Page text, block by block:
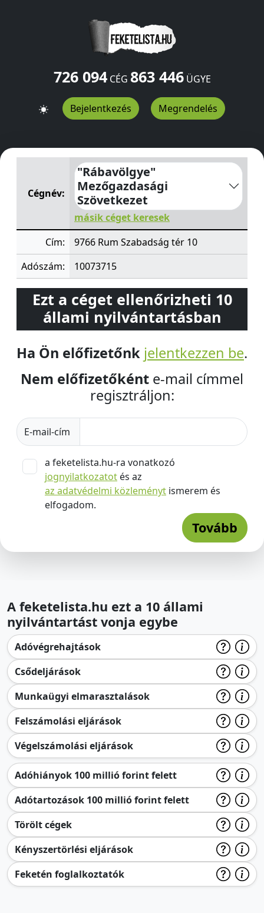
726 094CÉG 863 446ÜGYE
Bejelentkezés Megrendelés
"Rábavölgye" Mezőgazdasági SzövetkezetSzabadság
Cégnév:
"Rábavölgye"
Mezőgazdasági
Szövetkezet
másik céget keresek
Cím:
9766 Rum Szabadság tér 10
Adószám:
10073715
Ezt a céget ellenőrizheti 10
állami nyilvántartásban
Ha Ön előfizetőnk jelentkezzen be.
Nem előfizetőként e-mail címmel
regisztráljon:
E-mail-cím
a feketelista.hu-ra vonatkozó
jognyilatkozatot és az
az adatvédelmi közleményt ismerem és
elfogadom.
Tovább
A feketelista.hu ezt a 10 állami
nyilvántartást vonja egybe
Adóvégrehajtások
Csődeljárások
Munkaügyi elmarasztalások
Felszámolási eljárások
Végelszámolási eljárások
Adóhiányok 100 millió forint felett
Adótartozások 100 millió forint felett
Törölt cégek
Kényszertörlési eljárások
Feketén foglalkoztatók